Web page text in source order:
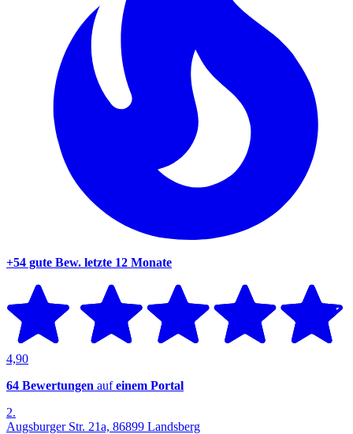
+54 gute Bew. letzte 12 Monate
4,90
64 Bewertungen aufeinem Portal
2.
Augsburger Str. 21a, 86899 Landsberg